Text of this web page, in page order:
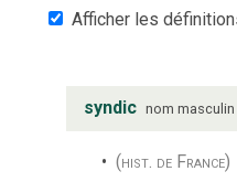
Afficher les
syndic nom masculin
(hist. de France)